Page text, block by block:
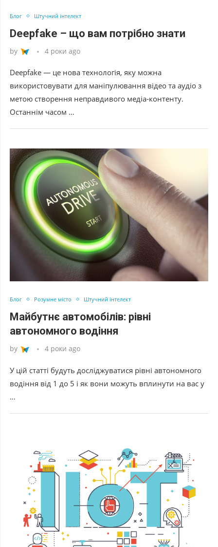
Блог Штучний інтелект
Deepfake – що вам потрібно знати
by 4 роки ago
Deepfake — це нова технологія, яку можна
використовувати для маніпулювання відео та аудіо з
метою створення неправдивого медіа-контенту.
Останнім часом …
Блог Розумне місто Штучний інтелект
Майбутнє автомобілів: рівні
автономного водіння
by 4 роки ago
У цій статті будуть досліджуватися рівні автономного
водіння від 1 до 5 і як вони можуть вплинути на вас у
…